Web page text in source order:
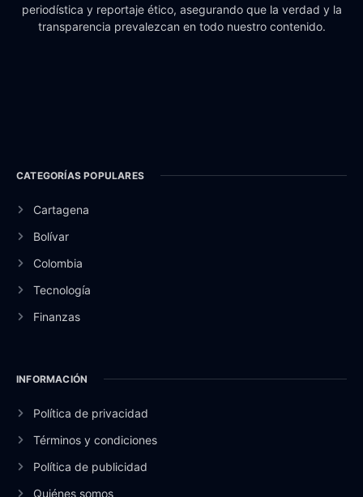
periodística y reportaje ético, asegurando que la verdad y la
transparencia prevalezcan en todo nuestro contenido.
CATEGORÍAS POPULARES
Cartagena
Bolívar
Colombia
Tecnología
Finanzas
INFORMACIÓN
Política de privacidad
Términos y condiciones
Política de publicidad
Quiénes somos